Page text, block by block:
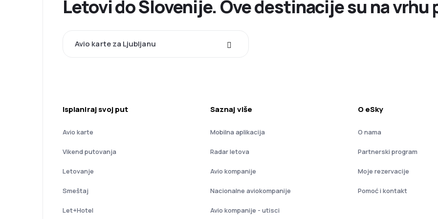
Letovi do Slovenije. Ove destinacije su na vrhu
Avio karte za Ljubljanu
Isplaniraj svoj put
Avio karte
Vikend putovanja
Letovanje
Smeštaj
Let+Hotel
Saznaj više
Mobilna aplikacija
Radar letova
Avio kompanije
Nacionalne aviokompanije
Avio kompanije - utisci
O eSky
O nama
Partnerski program
Moje rezervacije
Pomoć i kontakt